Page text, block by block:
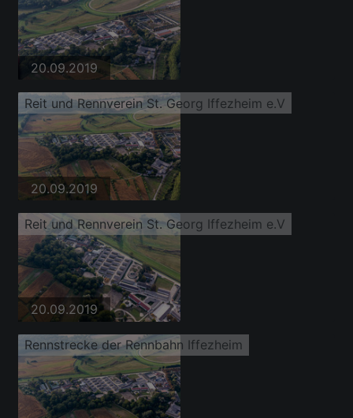
20.09.2019
Reit und Rennverein St. Georg Iffezheim e.V
20.09.2019
Reit und Rennverein St. Georg Iffezheim e.V
20.09.2019
Rennstrecke der Rennbahn Iffezheim